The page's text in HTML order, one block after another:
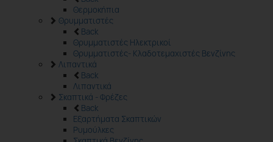
Θερμοκήπια
Θρυμματιστές
Back
Θρυμματιστές Ηλεκτρικοί
Θρυμματιστές- Κλαδοτεμαχιστές Βενζίνης
Λιπαντικά
Back
Λιπαντικά
Σκαπτικά - Φρέζες
Back
Εξαρτήματα Σκαπτικών
Ρυμούλκες